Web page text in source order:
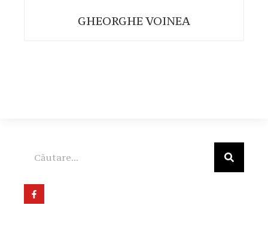
GHEORGHE VOINEA